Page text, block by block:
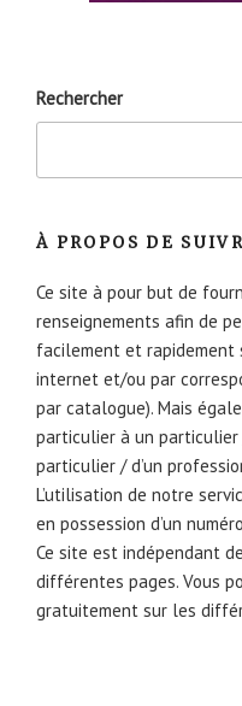
Rechercher
À PROPOS DE
Ce site à pour but de
renseignements afin de
facilement et rapidement
internet et/ou par
par catalogue). Mais
particulier à un particulier
particulier / d’un
L’utilisation de notre
en possession d’un
Ce site est indépendant
différentes pages. Vous
gratuitement sur les